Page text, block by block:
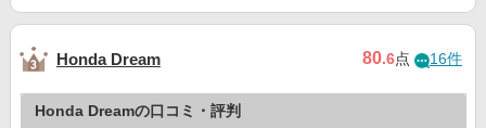
Honda Dream 80.6点 16件
Honda Dreamの口コミ・評判